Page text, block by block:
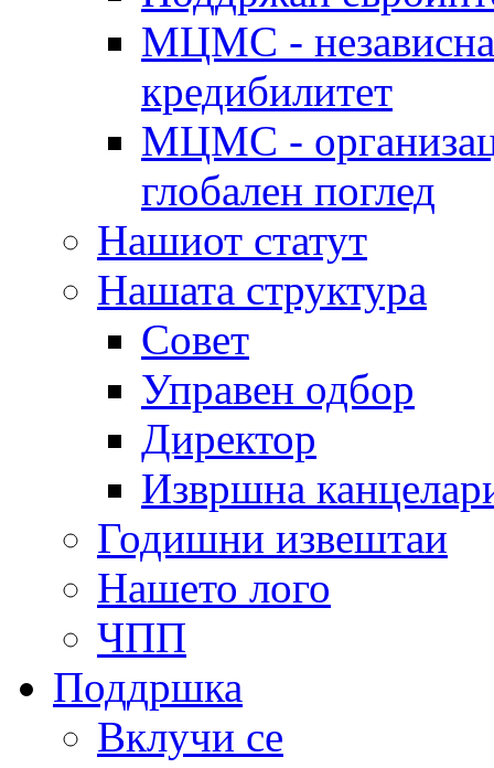
МЦМС - независна
кредибилитет
МЦМС -
глобален поглед
Нашиот статут
Нашата структура
Совет
Управен одбор
Директор
Извршна
Годишни извештаи
Нашето лого
ЧПП
Поддршка
Вклучи се